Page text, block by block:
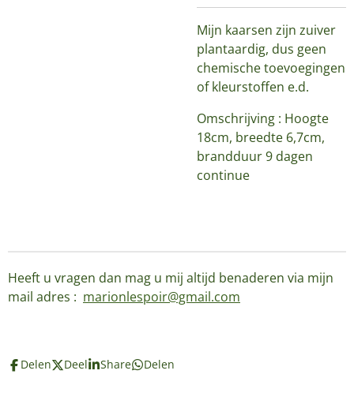
Mijn kaarsen zijn zuiver
plantaardig, dus geen
chemische toevoegingen
of kleurstoffen e.d.
Omschrijving : Hoogte
18cm, breedte 6,7cm,
brandduur 9 dagen
continue
Heeft u vragen dan mag u mij altijd benaderen via mijn
mail adres : marionlespoir@gmail.com
Delen Deel Share Delen